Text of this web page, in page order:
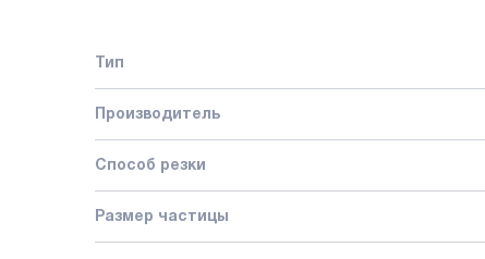
Тип
Производитель
Способ резки
Размер частицы